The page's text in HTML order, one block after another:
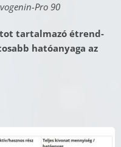
Pro 90
tartalmazó étrend-
hatóanyaga az